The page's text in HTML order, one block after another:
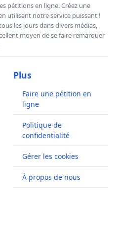
pétitions en ligne. Créez une
utilisant notre service puissant !
les jours dans divers médias,
moyen de se faire remarquer
Plus
Faire une pétition en
ligne
Politique de
confidentialité
Gérer les cookies
À propos de nous